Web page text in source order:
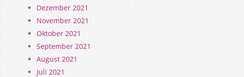
Dezember 2021
November 2021
Oktober 2021
September 2021
August 2021
Juli 2021